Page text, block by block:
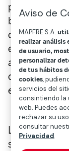
petrolero
balsa de
cuantiosos
extremen
actividad
de
eventos de
La
sucesos
Aviso de
MAPFRE S.A.
realizar análisis
de usuario,
personalizar
de tus hábitos
cookies,
servicios del
consintiendo la
web. Puedes
rechazar su
consultar
Privacidad.